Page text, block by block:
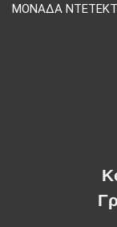
ΜΟΝΆΔΑ